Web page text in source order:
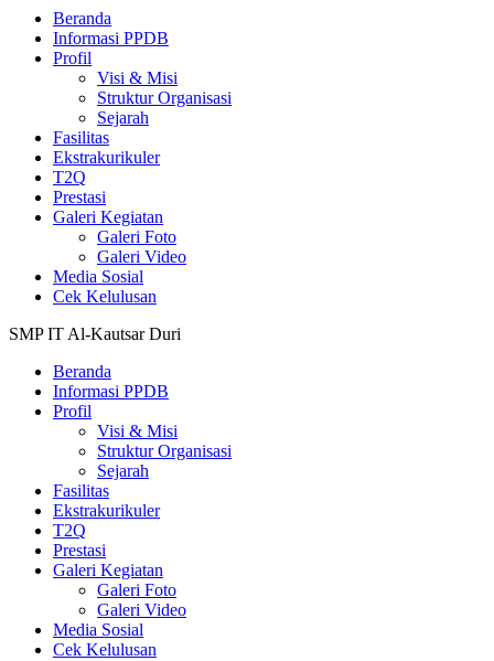
Beranda
Informasi PPDB
Profil
Visi & Misi
Struktur Organisasi
Sejarah
Fasilitas
Ekstrakurikuler
T2Q
Prestasi
Galeri Kegiatan
Galeri Foto
Galeri Video
Media Sosial
Cek Kelulusan
SMP IT Al-Kautsar Duri
Beranda
Informasi PPDB
Profil
Visi & Misi
Struktur Organisasi
Sejarah
Fasilitas
Ekstrakurikuler
T2Q
Prestasi
Galeri Kegiatan
Galeri Foto
Galeri Video
Media Sosial
Cek Kelulusan